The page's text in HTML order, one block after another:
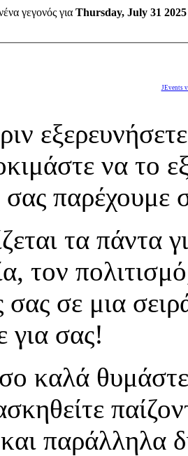
γεγονός για Thursday, July 31 2025
JEvents
να το
παρέχουμε
τα πάντα
τον
σας σε μια
για σας!
καλά
παράλληλα